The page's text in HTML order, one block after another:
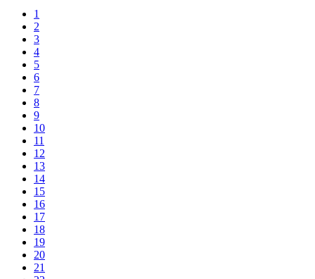
1
2
3
4
5
6
7
8
9
10
11
12
13
14
15
16
17
18
19
20
21